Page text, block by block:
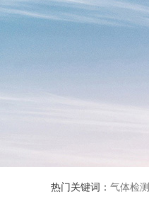
热门关键词： 气体检